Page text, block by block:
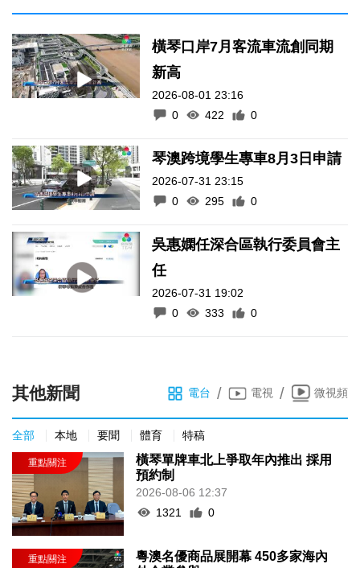
橫琴口岸7月客流車流創同期
新高
2026-08-01 23:16
0
422 0
琴澳跨境學生專車8月3日申請
2026-07-31 23:15
0
295 0
吳惠嫻任深合區執行委員會主
任
2026-07-31 19:02
0
333 0
其他新聞 電台 / 電視 / 微視頻
全部 本地 要聞 體育 特稿
橫琴單牌車北上爭取年內推出 採用
預約制
2026-08-06 12:37
1321
0
粵澳名優商品展開幕 450多家海內